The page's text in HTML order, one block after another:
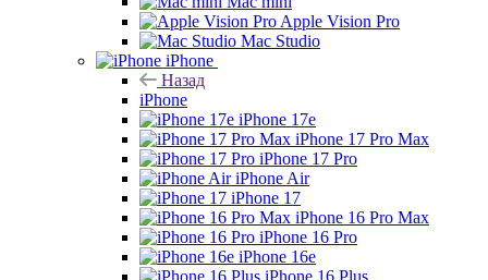
Apple Vision Pro
Mac Studio
iPhone
Назад
iPhone
iPhone 17e
iPhone 17 Pro Max
iPhone 17 Pro
iPhone Air
iPhone 17
iPhone 16 Pro Max
iPhone 16 Pro
iPhone 16e
iPhone 16 Plus